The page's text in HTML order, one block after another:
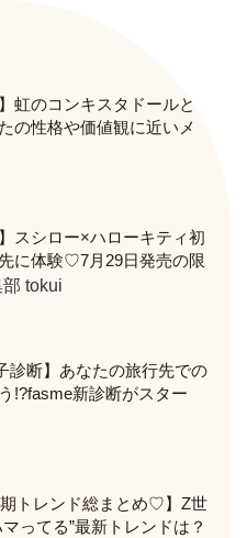
虹のコンキスタドールと
の性格や価値観に近いメ
、fasmeの新診断がスター
スシロー×ハローキティ初
に体験♡7月29日発売の限
ッズをレポ！
tokui
診断】あなたの旅行先での
!?fasme新診断がスター
期トレンド総まとめ♡】Z世
ってる”最新トレンドは？